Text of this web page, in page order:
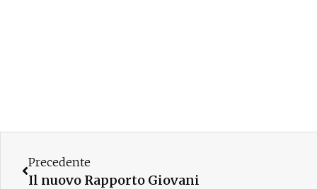
Precedente
Il nuovo Rapporto Giovani